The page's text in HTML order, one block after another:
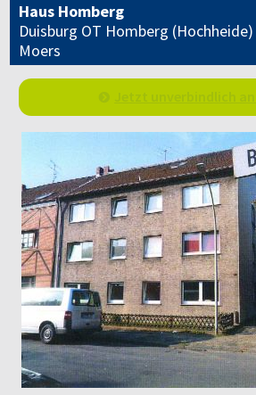
Haus Homberg
Duisburg OT Homberg
Moers